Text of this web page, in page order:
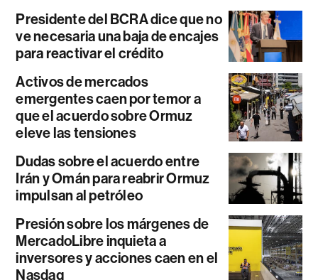
Presidente del BCRA dice que no
ve necesaria una baja de encajes
para reactivar el crédito
Activos de mercados
emergentes caen por temor a
que el acuerdo sobre Ormuz
eleve las tensiones
Dudas sobre el acuerdo entre
Irán y Omán para reabrir Ormuz
impulsan al petróleo
Presión sobre los márgenes de
MercadoLibre inquieta a
inversores y acciones caen en el
Nasdaq